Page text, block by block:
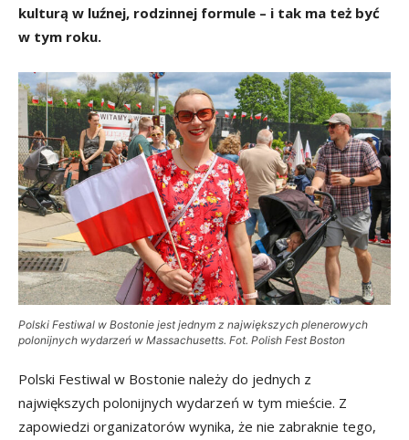
kulturą w luźnej, rodzinnej formule – i tak ma też być
w tym roku.
Polski Festiwal w Bostonie jest jednym z największych plenerowych
polonijnych wydarzeń w Massachusetts. Fot. Polish Fest Boston
Polski Festiwal w Bostonie należy do jednych z
największych polonijnych wydarzeń w tym mieście. Z
zapowiedzi organizatorów wynika, że nie zabraknie tego,